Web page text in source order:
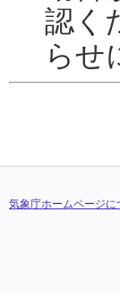
認く
らせ
気象庁ホームページに